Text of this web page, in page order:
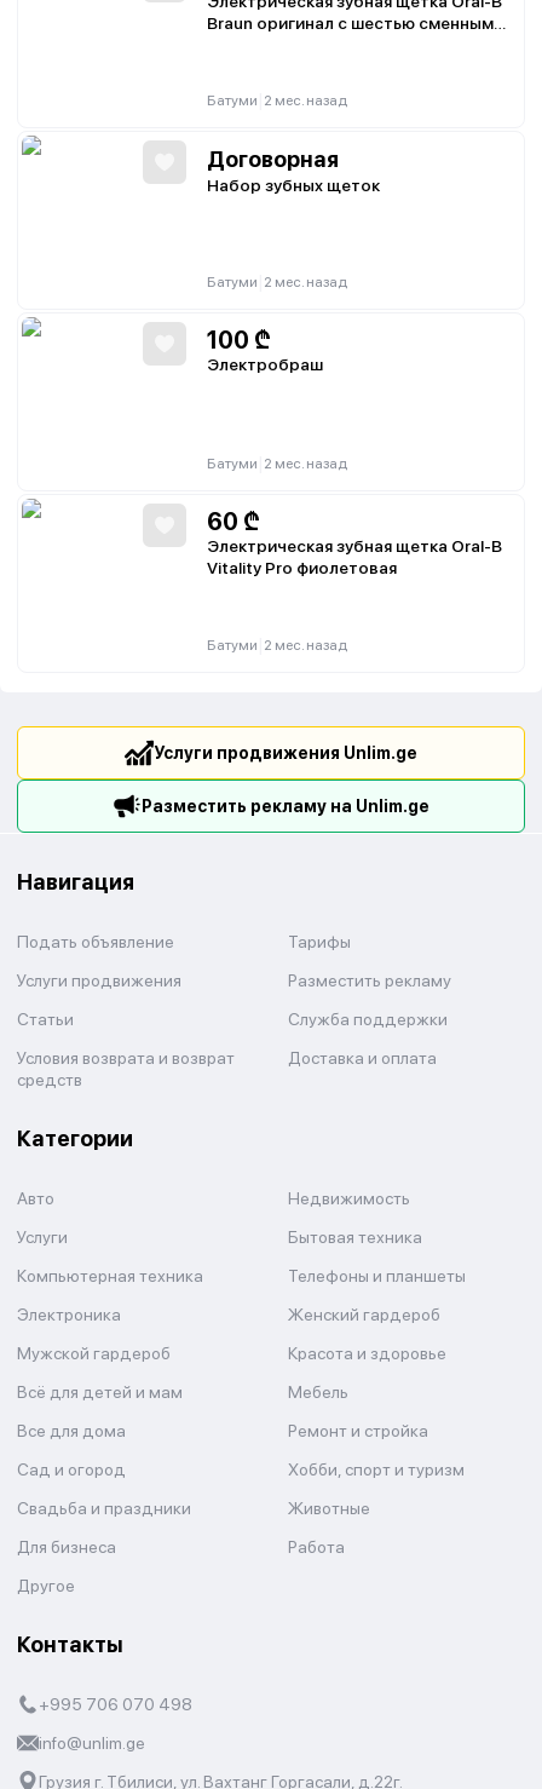
Braun оригинал с шестью сменными
Батуми 2 мес. назад
Договорная
Набор зубных щеток
Батуми 2 мес. назад
100 ₾
Электробраш
Батуми 2 мес. назад
60 ₾
Электрическая зубная щетка Oral-B
Vitality Pro фиолетовая
Батуми 2 мес. назад
Услуги продвижения Unlim.ge
Разместить рекламу на Unlim.ge
Навигация
Подать объявление
Тарифы
Услуги продвижения
Разместить рекламу
Статьи
Служба поддержки
Условия возврата и возврат
средств
Доставка и оплата
Категории
Авто
Недвижимость
Услуги
Бытовая техника
Компьютерная техника
Телефоны и планшеты
Электроника
Женский гардероб
Мужской гардероб
Красота и здоровье
Всё для детей и мам
Мебель
Все для дома
Ремонт и стройка
Сад и огород
Хобби, спорт и туризм
Свадьба и праздники
Животные
Для бизнеса
Работа
Другое
Контакты
+995 706 070 498
info@unlim.ge
Грузия г. Тбилиси, ул. Вахтанг Горгасали, д.22г.